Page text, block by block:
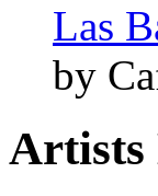
Las
by
Artists